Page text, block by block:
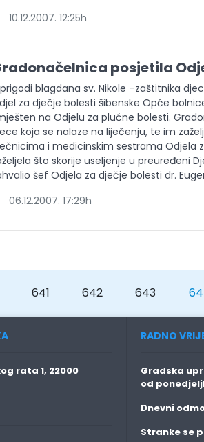
10.12.2007. 12:25h
posjetila
blagdana sv. Nikole –zaštitnika
za dječje bolesti šibenske Opće
na Odjelu za plućne bolesti.
koja se nalaze na liječenju, te im
i medicinskim sestrama Odjela
što skorije useljenje u preuređeni
šef Odjela za dječje bolesti dr.
06.12.2007. 17:29h
Previous
641 642 643
rata 1, 22000
RADNO
Gradska
od
Dnevni
Stranke se